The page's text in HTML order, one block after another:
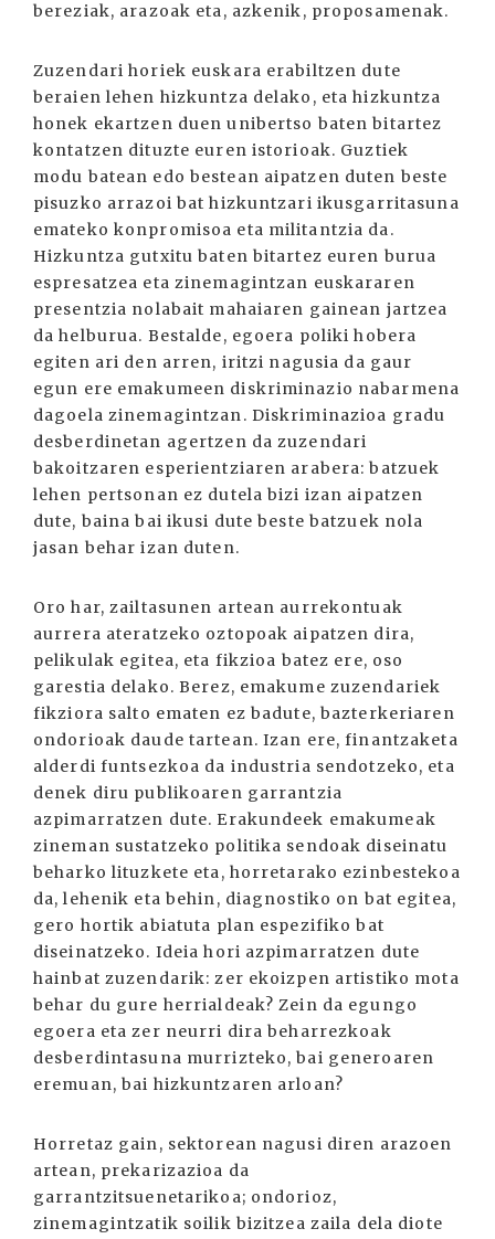
bereziak, arazoak eta, azkenik, proposamenak.
Zuzendari horiek euskara erabiltzen dute
beraien lehen hizkuntza delako, eta hizkuntza
honek ekartzen duen unibertso baten bitartez
kontatzen dituzte eu­ren istorioak. Guztiek
modu batean edo bestean aipatzen duten beste
pisuzko arrazoi bat hizkuntzari ikusgarritasuna
emateko konpro­misoa eta militantzia da.
Hizkuntza gutxitu baten bitartez euren burua
espresatzea eta zinemagintzan euskararen
presentzia nolabait mahaiaren gainean jartzea
da helburua. Bestalde, egoera poliki hobera
egiten ari den arren, iritzi nagusia da gaur
egun ere emakumeen diskriminazio nabarmena
da­goela zinemagintzan. Diskriminazioa gradu
desberdinetan agertzen da zuzendari
bakoitzaren esperientziaren arabera: batzuek
lehen pertsonan ez dutela bizi izan aipatzen
dute, baina bai ikusi dute beste batzuek nola
jasan behar izan duten.
Oro har, zailtasunen artean aurrekontuak
aurrera ateratzeko oztopoak aipatzen dira,
pelikulak egitea, eta fikzioa batez ere, oso
garestia delako. Berez, emakume zuzendariek
fikziora salto ematen ez badute, bazterkeriaren
ondorioak daude tartean. Izan ere, finantzaketa
alderdi funtsezkoa da industria sendotzeko, eta
denek diru publikoaren garrantzia
azpimarratzen dute. Erakundeek emakumeak
zineman sustatzeko politika sendoak diseinatu
beharko lituzkete eta, horretarako ezinbestekoa
da, lehenik eta behin, diagnostiko on bat egitea,
gero hortik abiatuta plan espezifiko bat
diseinatzeko. Ideia hori azpimarratzen dute
hainbat zuzendarik: zer ekoizpen artistiko mota
behar du gure herrialdeak? Zein da egungo
egoera eta zer neurri dira beharrezkoak
desberdintasuna murrizteko, bai generoaren
eremuan, bai hizkuntzaren arloan?
Horretaz gain, sektorean nagusi diren arazoen
artean, prekarizazioa da
garrantzitsuenetarikoa; ondorioz,
zinemagintza­tik soilik bizitzea zaila dela diote